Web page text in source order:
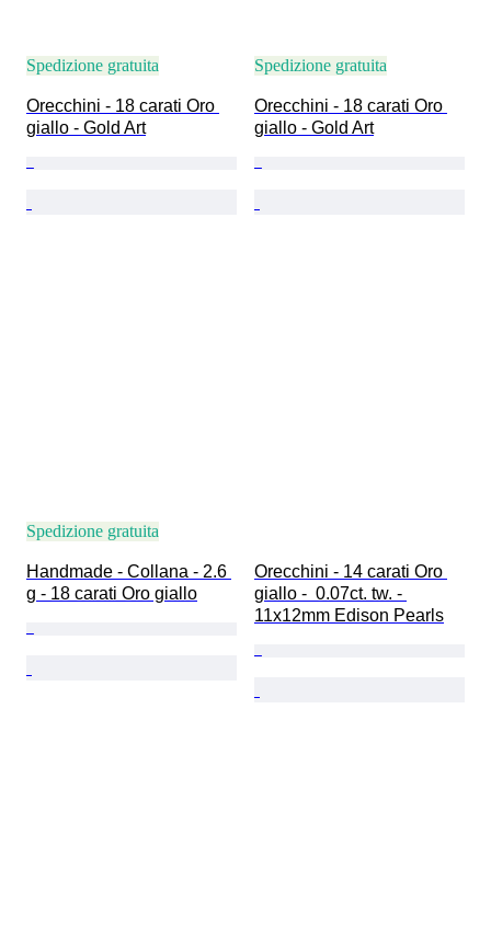
Spedizione gratuita
Orecchini - 18 carati Oro
giallo - Gold Art
Spedizione gratuita
Orecchini - 18 carati Oro
giallo - Gold Art
Spedizione gratuita
Handmade - Collana - 2.6
g - 18 carati Oro giallo
Orecchini - 14 carati Oro
giallo -  0.07ct. tw. -
11x12mm Edison Pearls